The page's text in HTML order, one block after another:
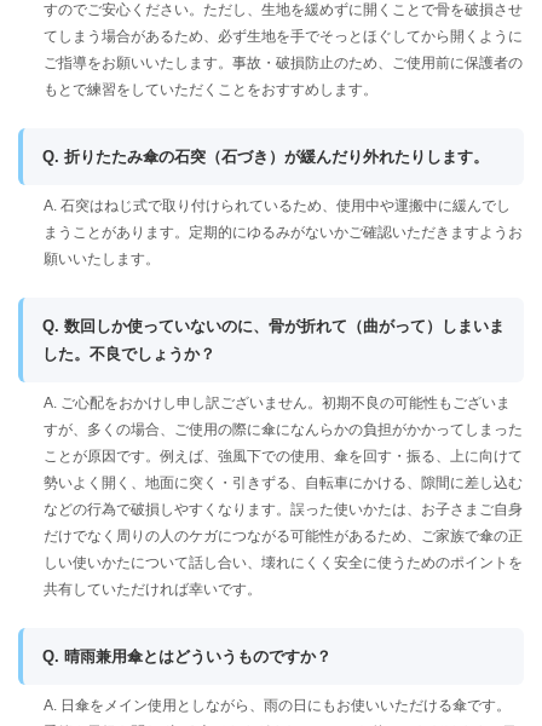
すのでご安心ください。ただし、生地を緩めずに開くことで骨を破損させ
てしまう場合があるため、必ず生地を手でそっとほぐしてから開くように
ご指導をお願いいたします。事故・破損防止のため、ご使用前に保護者の
もとで練習をしていただくことをおすすめします。
Q. 折りたたみ傘の石突（石づき）が緩んだり外れたりします。
A. 石突はねじ式で取り付けられているため、使用中や運搬中に緩んでし
まうことがあります。定期的にゆるみがないかご確認いただきますようお
願いいたします。
Q. 数回しか使っていないのに、骨が折れて（曲がって）しまいま
した。不良でしょうか？
A. ご心配をおかけし申し訳ございません。初期不良の可能性もございま
すが、多くの場合、ご使用の際に傘になんらかの負担がかかってしまった
ことが原因です。例えば、強風下での使用、傘を回す・振る、上に向けて
勢いよく開く、地面に突く・引きずる、自転車にかける、隙間に差し込む
などの行為で破損しやすくなります。誤った使いかたは、お子さまご自身
だけでなく周りの人のケガにつながる可能性があるため、ご家族で傘の正
しい使いかたについて話し合い、壊れにくく安全に使うためのポイントを
共有していただければ幸いです。
Q. 晴雨兼用傘とはどういうものですか？
A. 日傘をメイン使用としながら、雨の日にもお使いいただける傘です。